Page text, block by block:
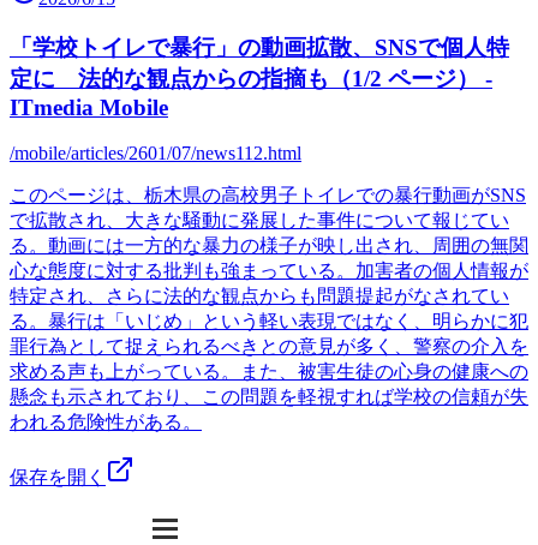
「学校トイレで暴行」の動画拡散、SNSで個人特
定に 法的な観点からの指摘も（1/2 ページ） -
ITmedia Mobile
/mobile/articles/2601/07/news112.html
このページは、栃木県の高校男子トイレでの暴行動画がSNS
で拡散され、大きな騒動に発展した事件について報じてい
る。動画には一方的な暴力の様子が映し出され、周囲の無関
心な態度に対する批判も強まっている。加害者の個人情報が
特定され、さらに法的な観点からも問題提起がなされてい
る。暴行は「いじめ」という軽い表現ではなく、明らかに犯
罪行為として捉えられるべきとの意見が多く、警察の介入を
求める声も上がっている。また、被害生徒の心身の健康への
懸念も示されており、この問題を軽視すれば学校の信頼が失
われる危険性がある。
保存を開く